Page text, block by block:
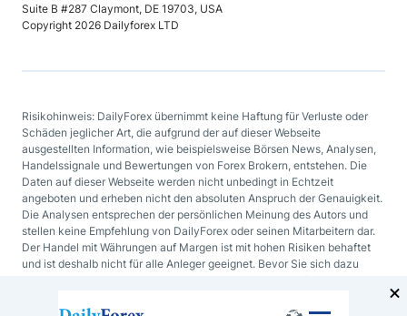
Suite B #287 Claymont, DE 19703, USA
Copyright 2026 Dailyforex LTD
Risikohinweis: DailyForex übernimmt keine Haftung für Verluste oder
Schäden jeglicher Art, die aufgrund der auf dieser Webseite
ausgestellten Information, wie beispielsweise Börsen News, Analysen,
Handelssignale und Bewertungen von Forex Brokern, entstehen. Die
Daten auf dieser Webseite werden nicht unbedingt in Echtzeit
angeboten und erheben nicht den absoluten Anspruch der Genauigkeit.
Die Analysen entsprechen der persönlichen Meinung des Autors und
stellen keine Empfehlung von DailyForex oder seinen Mitarbeitern dar.
Der Handel mit Währungen auf Margen ist mit hohen Risiken behaftet
und ist deshalb nicht für alle Anleger geeignet. Bevor Sie sich dazu
Erfahrungsgrad und Ihre Risikobereitschaft abwägen.